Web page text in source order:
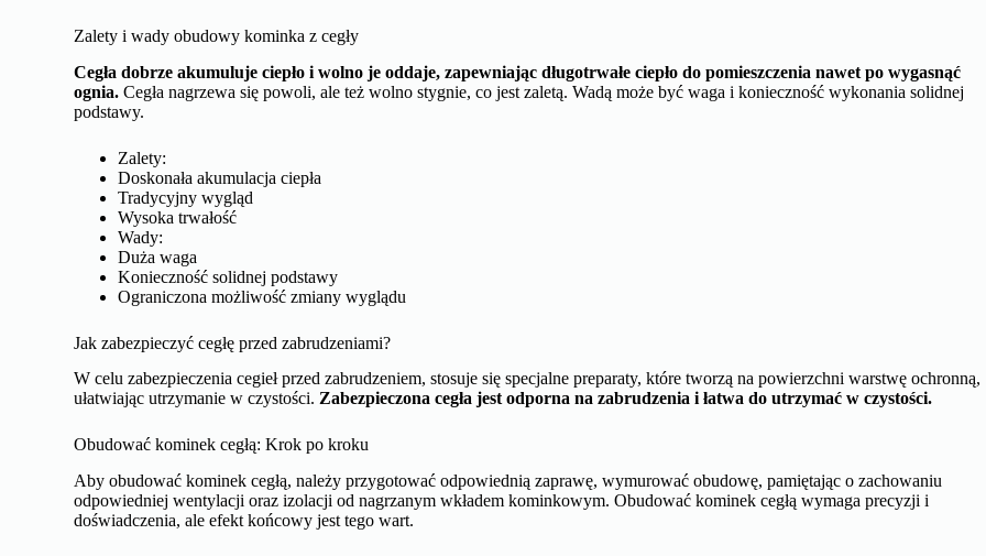
Zalety i wady obudowy kominka z cegły
Cegła dobrze akumuluje ciepło i wolno je oddaje, zapewniając długotrwałe ciepło do pomieszczenia nawet po wygasnąć
ognia. Cegła nagrzewa się powoli, ale też wolno stygnie, co jest zaletą. Wadą może być waga i konieczność wykonania solidnej
podstawy.
Zalety:
Doskonała akumulacja ciepła
Tradycyjny wygląd
Wysoka trwałość
Wady:
Duża waga
Konieczność solidnej podstawy
Ograniczona możliwość zmiany wyglądu
Jak zabezpieczyć cegłę przed zabrudzeniami?
W celu zabezpieczenia cegieł przed zabrudzeniem, stosuje się specjalne preparaty, które tworzą na powierzchni warstwę ochronną,
ułatwiając utrzymanie w czystości.Zabezpieczona cegła jest odporna na zabrudzenia i łatwa do utrzymać w czystości.
Obudować kominek cegłą: Krok po kroku
Aby obudować kominek cegłą, należy przygotować odpowiednią zaprawę, wymurować obudowę, pamiętając o zachowaniu
odpowiedniej wentylacji oraz izolacji od nagrzanym wkładem kominkowym. Obudować kominek cegłą wymaga precyzji i
doświadczenia, ale efekt końcowy jest tego wart.